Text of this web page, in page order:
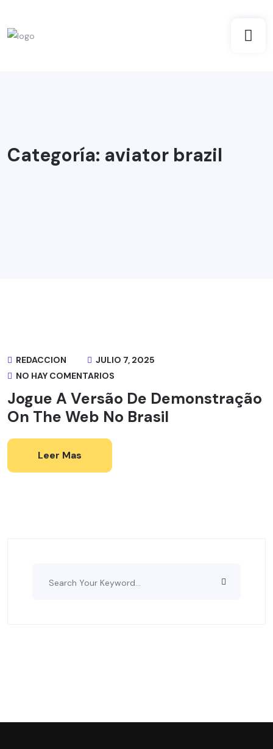
Categoría: aviator brazil
REDACCION
JULIO 7, 2025
NO HAY COMENTARIOS
Jogue A Versão De Demonstração
On The Web No Brasil
Leer Mas